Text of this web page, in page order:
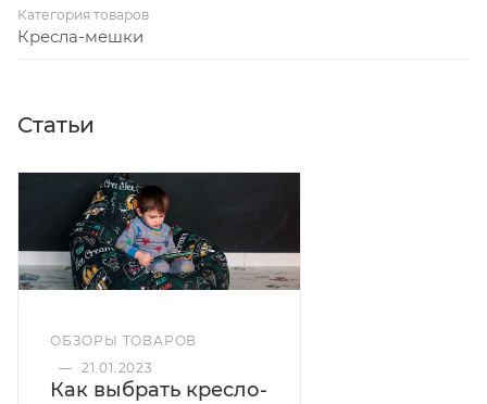
Категория товаров
Кресла-мешки
Статьи
ОБЗОРЫ ТОВАРОВ
— 21.01.2023
Как выбрать кресло-